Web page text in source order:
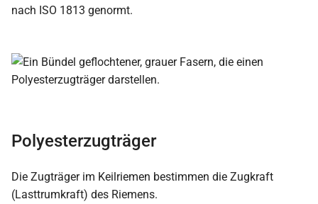
nach ISO 1813 genormt.
Polyesterzugträger
Die Zugträger im Keilriemen bestimmen die Zugkraft
(Lasttrumkraft) des Riemens.